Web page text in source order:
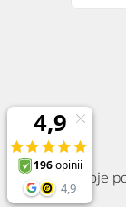
Moje